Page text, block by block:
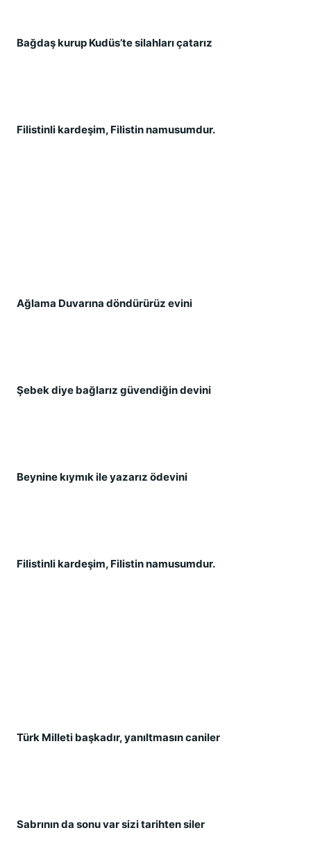
Bağdaş kurup Kudüs’te silahları çatarız
Filistinli kardeşim, Filistin namusumdur.
Ağlama Duvarına döndürürüz evini
Şebek diye bağlarız güvendiğin devini
Beynine kıymık ile yazarız ödevini
Filistinli kardeşim, Filistin namusumdur.
Türk Milleti başkadır, yanıltmasın caniler
Sabrının da sonu var sizi tarihten siler